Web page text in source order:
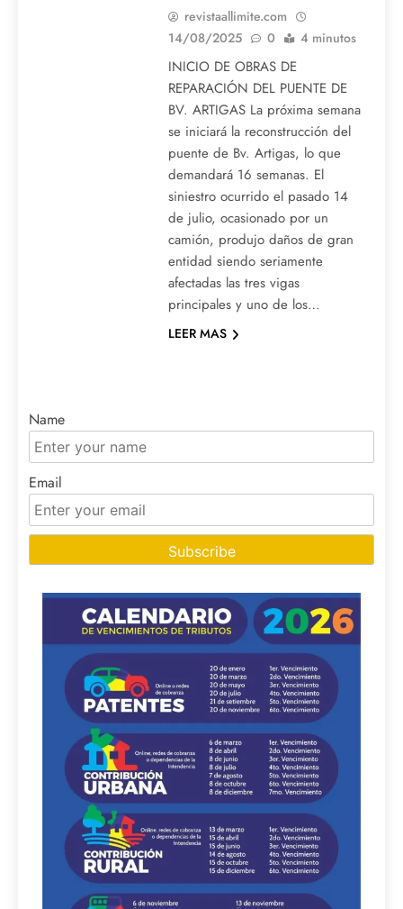
revistaallimite.com
14/08/2025
0 4 minutos
INICIO DE OBRAS DE
REPARACIÓN DEL PUENTE DE
BV. ARTIGAS La próxima semana
se iniciará la reconstrucción del
puente de Bv. Artigas, lo que
demandará 16 semanas. El
siniestro ocurrido el pasado 14
de julio, ocasionado por un
camión, produjo daños de gran
entidad siendo seriamente
afectadas las tres vigas
principales y uno de los…
LEER MAS
Name
Email